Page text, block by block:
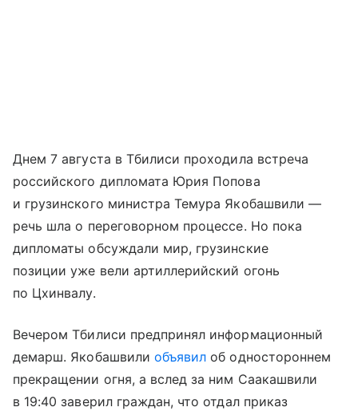
Днем 7 августа в Тбилиси проходила встреча
российского дипломата Юрия Попова
и грузинского министра Темура Якобашвили —
речь шла о переговорном процессе. Но пока
дипломаты обсуждали мир, грузинские
позиции уже вели артиллерийский огонь
по Цхинвалу.
Вечером Тбилиси предпринял информационный
демарш. Якобашвили объявил об одностороннем
прекращении огня, а вслед за ним Саакашвили
в 19:40 заверил граждан, что отдал приказ